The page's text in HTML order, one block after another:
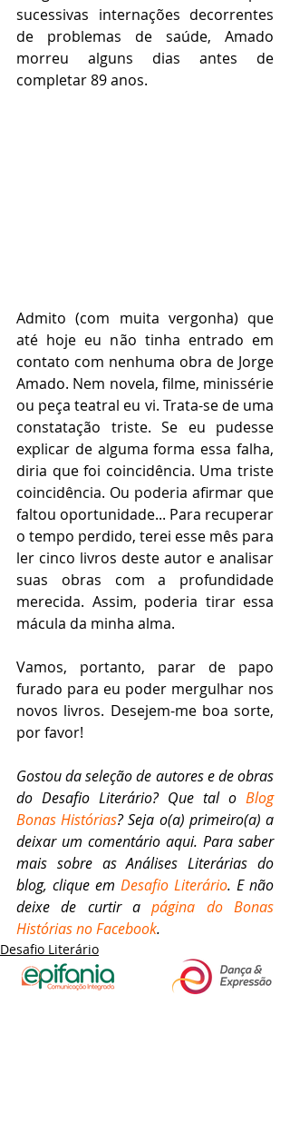
sucessivas internações decorrentes
de problemas de saúde, Amado
morreu alguns dias antes de
completar 89 anos.
Admito (com muita vergonha) que
até hoje eu não tinha entrado em
contato com nenhuma obra de Jorge
Amado. Nem novela, filme, minissérie
ou peça teatral eu vi. Trata-se de uma
constatação triste. Se eu pudesse
explicar de alguma forma essa falha,
diria que foi coincidência. Uma triste
coincidência. Ou poderia afirmar que
faltou oportunidade... Para recuperar
o tempo perdido, terei esse mês para
ler cinco livros deste autor e analisar
suas obras com a profundidade
merecida. Assim, poderia tirar essa
mácula da minha alma.
Vamos, portanto, parar de papo
furado para eu poder mergulhar nos
novos livros. Desejem-me boa sorte,
por favor!
Gostou da seleção de autores e de obras
do Desafio Literário? Que tal o Blog
Bonas Histórias? Seja o(a) primeiro(a) a
deixar um comentário aqui. Para saber
mais sobre as Análises Literárias do
blog, clique em Desafio Literário. E não
deixe de curtir a página do Bonas
Histórias no Facebook.
Desafio Literário